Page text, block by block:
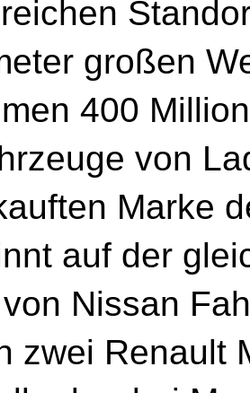
großen
400
von
Marke
auf der
Nissan
zwei Renault